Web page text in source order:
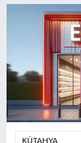
GÜNCEL
HABERLER
KAPAK
OSB
SEKTÖR